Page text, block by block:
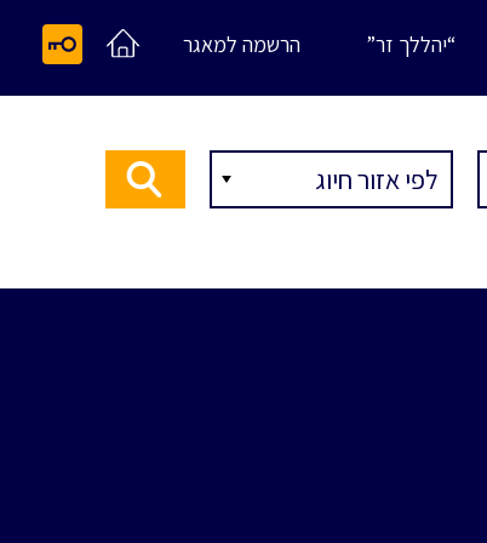
“יהללך זר” הרשמה למאגר